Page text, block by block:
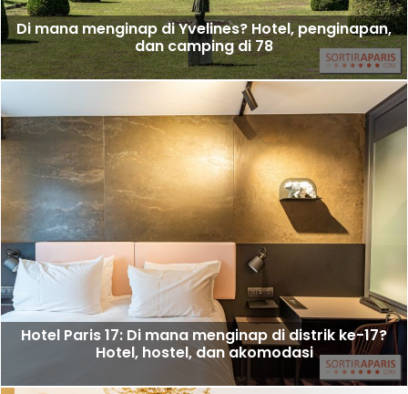
Di mana menginap di Yvelines? Hotel, penginapan,
dan camping di 78
Hotel Paris 17: Di mana menginap di distrik ke-17?
Hotel, hostel, dan akomodasi